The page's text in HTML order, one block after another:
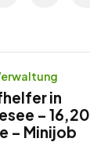
in
– 16,20
– Minijob